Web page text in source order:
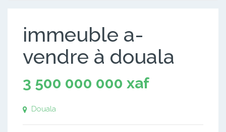
immeuble a-
vendre à douala
3 500 000 000 xaf
Douala